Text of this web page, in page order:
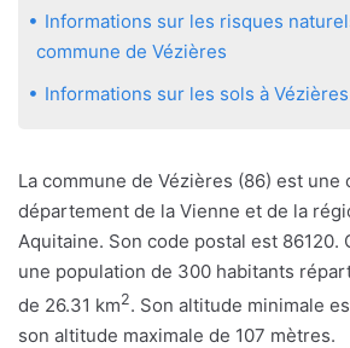
Informations sur les risques
commune de Vézières
Informations sur les sols à Vézières
La commune de Vézières (86) est une
département de la Vienne et de la
Aquitaine. Son code postal est 86120.
une population de 300 habitants
de 26.31 km2. Son altitude minimale
son altitude maximale de 107 mètres.